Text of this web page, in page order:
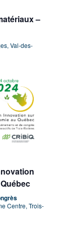
–
Val-des-
Centre, Trois-